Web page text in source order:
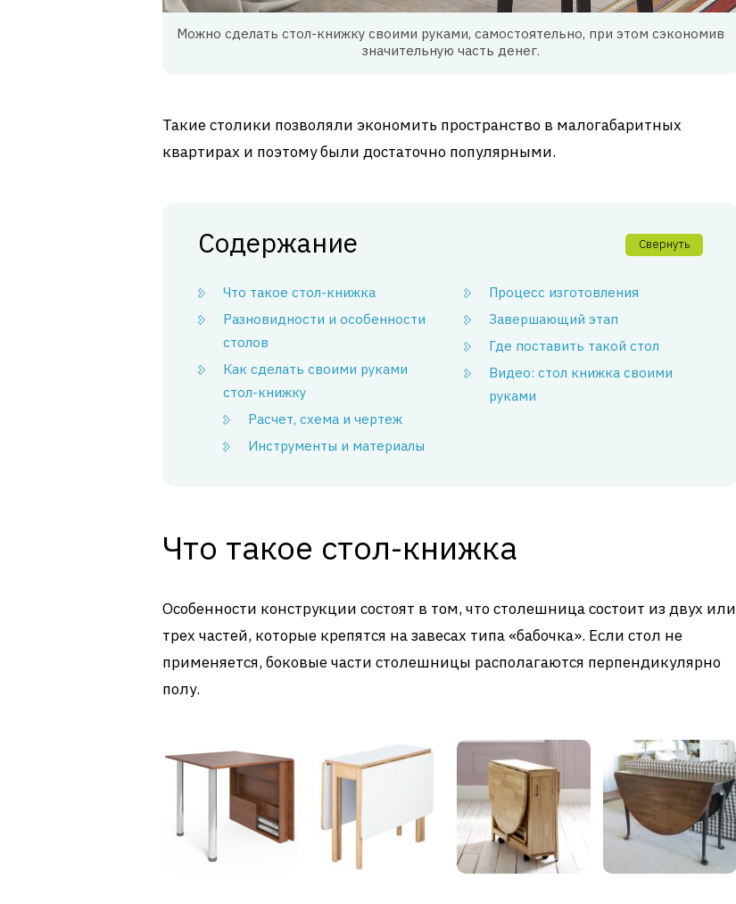
Можно сделать стол-книжку своими руками, самостоятельно, при этом сэкономив
значительную часть денег.
Такие столики позволяли экономить пространство в малогабаритных
квартирах и поэтому были достаточно популярными.
Содержание Свернуть
Что такое стол-книжка
Разновидности и особенности
столов
Как сделать своими руками
стол-книжку
Расчет, схема и чертеж
Инструменты и материалы
Процесс изготовления
Завершающий этап
Где поставить такой стол
Видео: стол книжка своими
руками
Что такое стол-книжка
Особенности конструкции состоят в том, что столешница состоит из двух или
трех частей, которые крепятся на завесах типа «бабочка». Если стол не
применяется, боковые части столешницы располагаются перпендикулярно
полу.